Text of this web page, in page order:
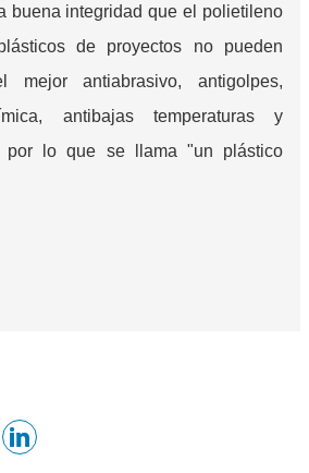
buena integridad que el polietileno
de proyectos no pueden
mejor antiabrasivo, antigolpes,
antibajas temperaturas y
por lo que se llama "un plástico